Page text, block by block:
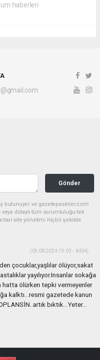
haberleri
Gönder
bulunuyor ve gazetepasinler.com
veya dolaylı tüm sorumluluğu tek
site yönetimi hiçbir şekilde
(09.08.2024 19:03 - #434)
çocuklar,yaşlılar ölüyor,sakat
yayılıyor.Insanlar sokağa
hatta ölürken tepki vermeyenler
kalktı...resmi gazetede kanun
bıktık...Yeter...